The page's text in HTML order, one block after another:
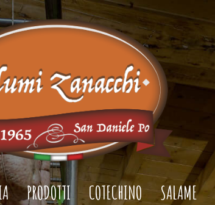
PRODOTTI COTECHINO SALAME